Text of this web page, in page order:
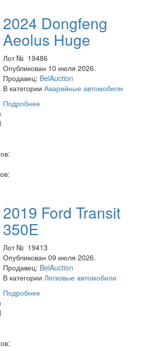
2024 Dongfeng
Aeolus Huge
Лот № 19486
Опубликован 10 июля 2026.
Продавец: BelAuction
В категорииАварийные автомобили
Подробнее
2019 Ford Transit
350E
Лот № 19413
Опубликован 09 июля 2026.
Продавец: BelAuction
В категорииЛегковые автомобили
Подробнее